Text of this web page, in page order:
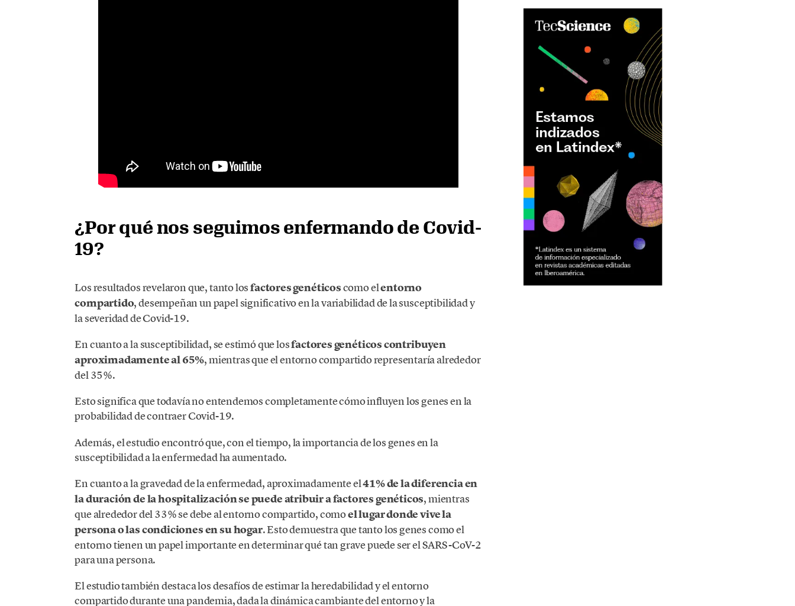
¿Por qué nos seguimos enfermando de Covid-
19?
Los resultados revelaron que, tanto losfactores genéticoscomo elentorno
compartido, desempeñan un papel significativo en la variabilidad de la susceptibilidad y
la severidad de Covid-19.
En cuanto a la susceptibilidad, se estimó que losfactores genéticos contribuyen
aproximadamente al 65%, mientras que el entorno compartido representaría alrededor
del 35%.
Esto significa que todavía no entendemos completamente cómo influyen los genes en la
probabilidad de contraer Covid-19.
Además, el estudio encontró que, con el tiempo, la importancia de los genes en la
susceptibilidad a la enfermedad ha aumentado.
En cuanto a la gravedad de la enfermedad, aproximadamente el41% de la diferencia en
la duración de la hospitalización se puede atribuir a factores genéticos, mientras
que alrededor del 33% se debe al entorno compartido, comoel lugar donde vive la
persona o las condiciones en su hogar. Esto demuestra que tanto los genes como el
entorno tienen un papel importante en determinar qué tan grave puede ser el SARS-CoV-2
para una persona.
El estudio también destaca los desafíos de estimar la heredabilidad y el entorno
compartido durante una pandemia, dada la dinámica cambiante del entorno y la